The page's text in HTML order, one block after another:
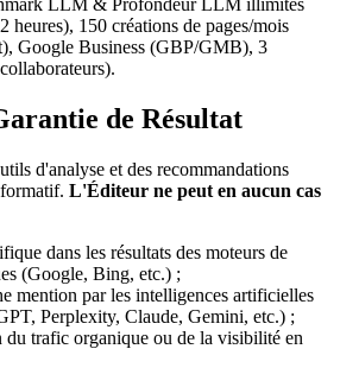
LLM & Profondeur LLM illimités
heures), 150 créations de pages/mois
Google Business (GBP/GMB), 3
de Résultat
d'analyse et des recommandations
L'Éditeur ne peut en aucun cas
dans les résultats des moteurs de
(Google, Bing, etc.) ;
mention par les intelligences artificielles
Perplexity, Claude, Gemini, etc.) ;
du trafic organique ou de la visibilité en